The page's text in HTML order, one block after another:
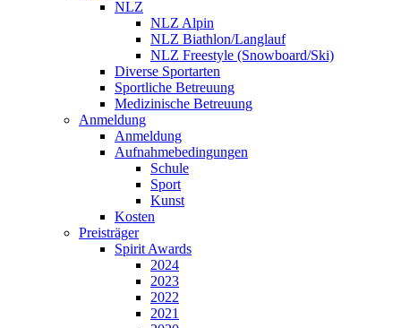
NLZ
NLZ Alpin
NLZ Biathlon/Langlauf
NLZ Freestyle (Snowboard/Ski)
Diverse Sportarten
Sportliche Betreuung
Medizinische Betreuung
Anmeldung
Anmeldung
Aufnahmebedingungen
Schule
Sport
Kunst
Kosten
Preisträger
Spirit Awards
2024
2023
2022
2021